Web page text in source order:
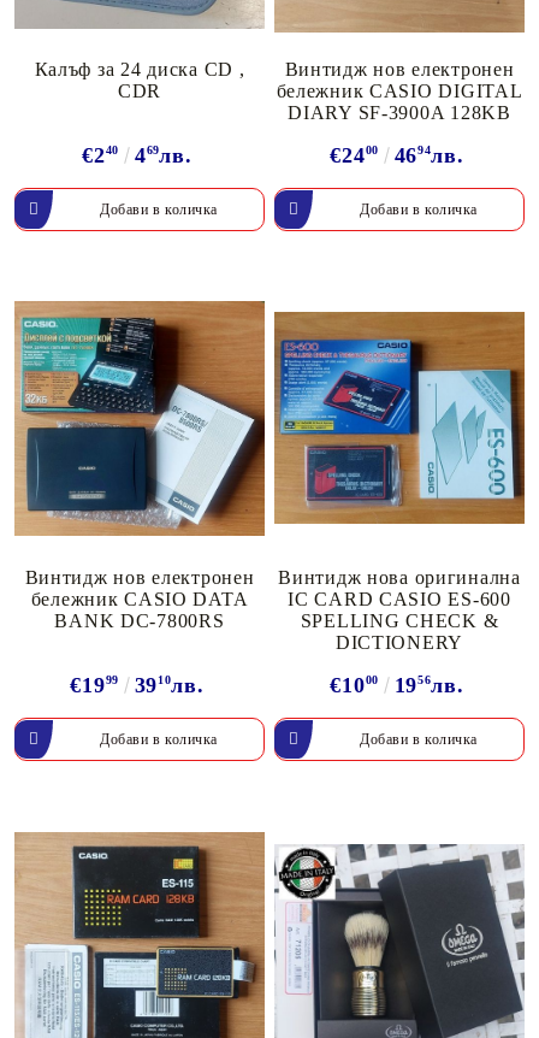
Калъф за 24 диска CD ,
CDR
€240 469лв.
Винтидж нов електронен
бележник CASIO DIGITAL
DIARY SF-3900A 128KB
€2400 4694лв.
Винтидж нов електронен
бележник CASIO DATA
BANK DC-7800RS
€1999 3910лв.
Винтидж нова оригинална
IC CARD CASIO ES-600
SPELLING CHECK &
DICTIONERY
€1000 1956лв.